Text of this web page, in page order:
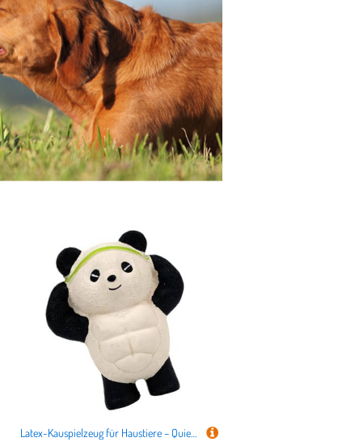
Latex-Kauspielzeug für Haustiere – Quietschspielzeug aus Latex – Hundespielzeug Panda weich interaktives Haustierzubehör für große Hunde und mittelgroße Hunde